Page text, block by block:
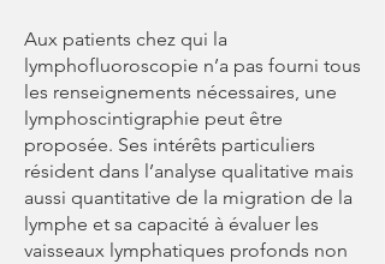
Aux patients chez qui la
lymphofluoroscopie n’a pas fourni tous
les renseignements nécessaires, une
lymphoscintigraphie peut être
proposée. Ses intérêts particuliers
résident dans l’analyse qualitative mais
aussi quantitative de la migration de la
lymphe et sa capacité à évaluer les
vaisseaux lymphatiques profonds non